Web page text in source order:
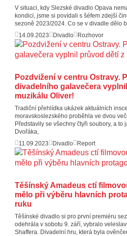
V situaci, kdy Slezské divadlo Opava
kondici, jsme si povídali s šéfem zdejší
sezoně 2023/2024. Co se v divadle dělo
14.09.2023
Divadlo Rozhovor
Pozdvižení v centru Ostravy.
divadelního galavečera
muzikálu Oliver!
Tradiční přehlídka ukázek aktuálních
moravskoslezského proběhla ve dvou
Představily se všechny čtyři soubory, a to
Dvořáka,
11.09.2023
Divadlo Report
Těšínský Amadeus ctí
mělo při výběru hlavních
ruku
Těšínské divadlo si pro první premiéru
odehrála v sobotu 9. září, vybralo
Shaffera. Divadelní hru, která byla